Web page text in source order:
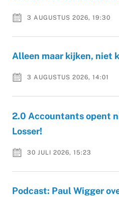
3 AUGUSTUS 2026, 19:30
Alleen maar kijken, niet
3 AUGUSTUS 2026, 14:01
2.0 Accountants opent
Losser!
30 JULI 2026, 15:23
Podcast: Paul Wigger